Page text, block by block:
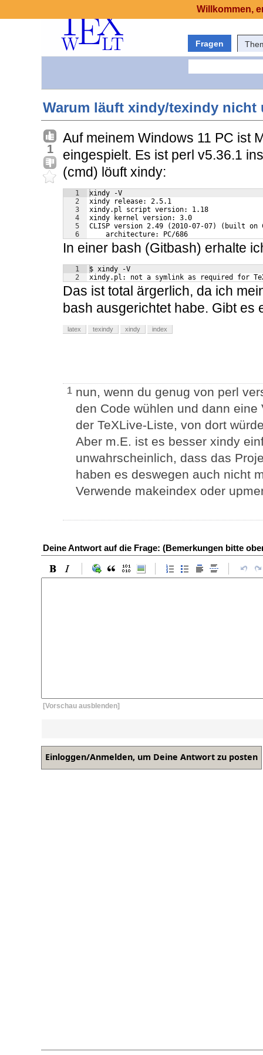
Fragen
Warum läuft xindy/texindy
1
Auf meinem Windows 11 PC ist
eingespielt. Es ist perl v5.36.1
(cmd) löuft xindy:
1
2
3
4
5
6
xindy -V
xindy release: 2.5.1
xindy.pl script version: 1.18
xindy kernel version: 3.0
CLISP version 2.49 (2010-07-07) (built on
    architecture: PC/686
In einer bash (Gitbash) erhalte
1
2
$ xindy -V
xindy.pl: not a symlink as required for
Das ist total ärgerlich, da ich
bash ausgerichtet habe. Gibt es
latex texindy xindy index
1 nun, wenn du genug von perl
den Code wühlen und dann
der TeXLive-Liste, von dort
Aber m.E. ist es besser xindy
unwahrscheinlich, dass das
haben es deswegen auch nicht
Verwende makeindex oder
Deine Antwort auf die Frage: (Bemerkungen bitte
[Vorschau ausblenden]
Willkommen,